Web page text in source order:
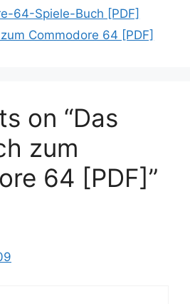
64-Spiele-Buch [PDF]
Commodore 64 [PDF]
on “Das
zum
64 [PDF]”